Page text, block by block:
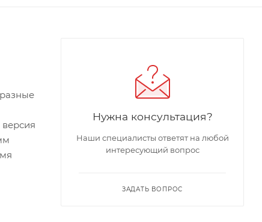
Нужна консультация?
Наши специалисты ответят на любой
интересующий вопрос
ЗАДАТЬ ВОПРОС